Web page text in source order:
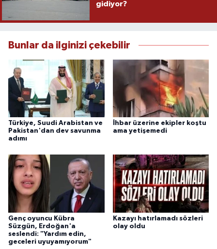
gidiyor?
Bunlar da ilginizi çekebilir
Türkiye, Suudi Arabistan ve
Pakistan'dan dev savunma
adımı
İhbar üzerine ekipler koştu
ama yetişemedi
Genç oyuncu Kübra
Süzgün, Erdoğan'a
seslendi: "Yardım edin,
geceleri uyuyamıyorum"
Kazayı hatırlamadı sözleri
olay oldu